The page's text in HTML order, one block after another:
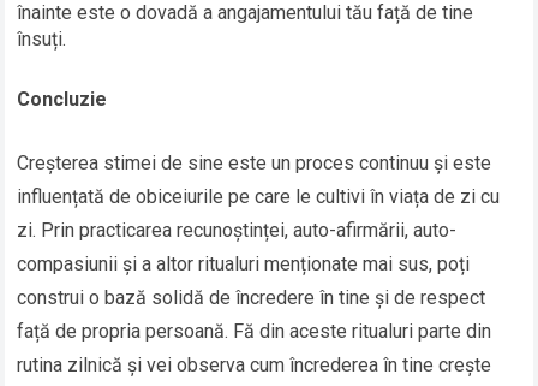
înainte este o dovadă a angajamentului tău față de tine
însuți.
Concluzie
Creșterea stimei de sine este un proces continuu și este
influențată de obiceiurile pe care le cultivi în viața de zi cu
zi. Prin practicarea recunoștinței, auto-afirmării, auto-
compasiunii și a altor ritualuri menționate mai sus, poți
construi o bază solidă de încredere în tine și de respect
față de propria persoană. Fă din aceste ritualuri parte din
rutina zilnică și vei observa cum încrederea în tine crește